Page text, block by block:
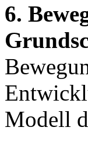
6.
Modell